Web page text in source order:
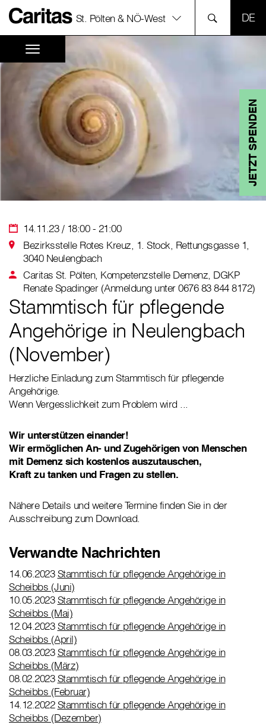
St. Pölten & NÖ-West
JETZT SPENDEN
14.11.23 / 18:00 - 21:00
Bezirksstelle Rotes Kreuz, 1. Stock, Rettungsgasse 1,
3040 Neulengbach
Caritas St. Pölten, Kompetenzstelle Demenz, DGKP
Renate Spadinger (Anmeldung unter 0676 83 844 8172)
Stammtisch für pflegende
Angehörige in Neulengbach
(November)
Herzliche Einladung zum Stammtisch für pflegende
Angehörige.
Wenn Vergesslichkeit zum Problem wird ...
Wir unterstützen einander!
Wir ermöglichen An- und Zugehörigen von Menschen
mit Demenz sich kostenlos auszutauschen,
Kraft zu tanken und Fragen zu stellen.
Nähere Details und weitere Termine finden Sie in der
Ausschreibung zum Download.
Verwandte Nachrichten
14.06.2023 Stammtisch für pflegende Angehörige in
Scheibbs (Juni)
10.05.2023 Stammtisch für pflegende Angehörige in
Scheibbs (Mai)
12.04.2023 Stammtisch für pflegende Angehörige in
Scheibbs (April)
08.03.2023 Stammtisch für pflegende Angehörige in
Scheibbs (März)
08.02.2023 Stammtisch für pflegende Angehörige in
Scheibbs (Februar)
14.12.2022 Stammtisch für pflegende Angehörige in
Scheibbs (Dezember)